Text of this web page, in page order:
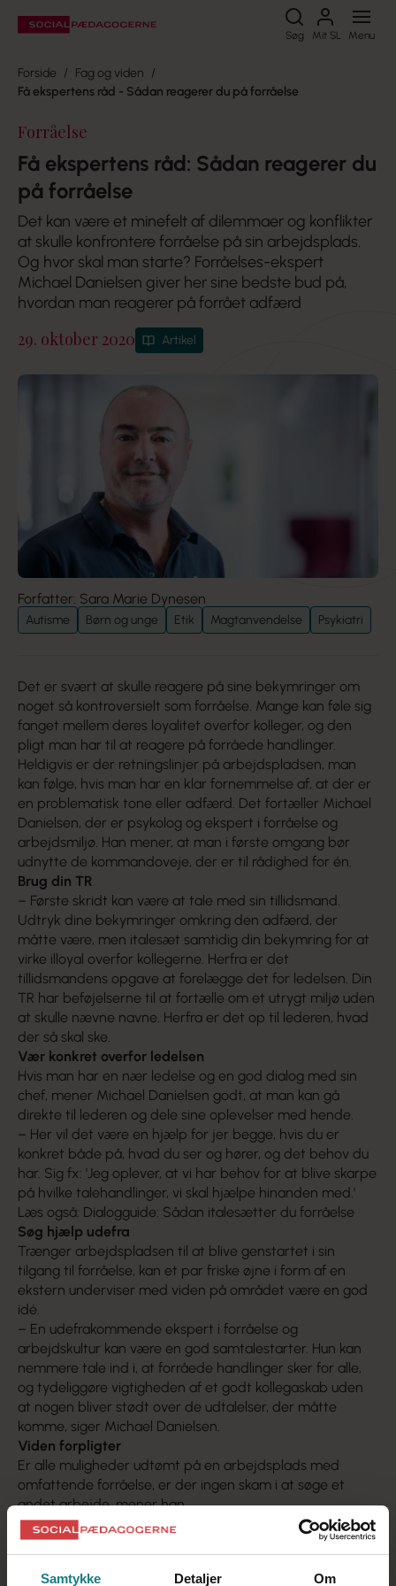
Samtykke Detaljer Om
Søg Mit SL Menu
Søg
Forside
Fag og viden
Få ekspertens råd - Sådan reagerer du på forråelse
Forråelse
Få ekspertens råd: Sådan reagerer du
på forråelse
Det kan være et minefelt af dilemmaer og konflikter
at skulle konfrontere forråelse på sin arbejdsplads.
Og hvor skal man starte? Forråelses-ekspert
Michael Danielsen giver her sine bedste bud på,
hvordan man reagerer på forrået adfærd
29. oktober 2020 Artikel
Forfatter: Sara Marie Dynesen
Autisme Børn og unge Etik Magtanvendelse Psykiatri
Det er svært at skulle reagere på sine bekymringer om
noget så kontroversielt som forråelse. Mange kan føle sig
fanget mellem deres loyalitet overfor kolleger, og den
pligt man har til at reagere på forråede handlinger.
Heldigvis er der retningslinjer på arbejdspladsen, man
kan følge, hvis man har en klar fornemmelse af, at der er
en problematisk tone eller adfærd. Det fortæller Michael
Danielsen, der er psykolog og ekspert i forråelse og
arbejdsmiljø. Han mener, at man i første omgang bør
udnytte de kommandoveje, der er til rådighed for én.
Brug din TR
– Første skridt kan være at tale med sin tillidsmand.
Udtryk dine bekymringer omkring den adfærd, der
måtte være, men italesæt samtidig din bekymring for at
virke illoyal overfor kollegerne. Herfra er det
tillidsmandens opgave at forelægge det for ledelsen. Din
TR har beføjelserne til at fortælle om et utrygt miljø uden
at skulle nævne navne. Herfra er det op til lederen, hvad
der så skal ske.
Vær konkret overfor ledelsen
Hvis man har en nær ledelse og en god dialog med sin
chef, mener Michael Danielsen godt, at man kan gå
direkte til lederen og dele sine oplevelser med hende.
– Her vil det være en hjælp for jer begge, hvis du er
konkret både på, hvad du ser og hører, og det behov du
har. Sig fx: 'Jeg oplever, at vi har behov for at blive skarpe
på hvilke talehandlinger, vi skal hjælpe hinanden med.'
Læs også: Dialogguide: Sådan italesætter du forråelse
Søg hjælp udefra
Trænger arbejdspladsen til at blive genstartet i sin
tilgang til forråelse, kan et par friske øjne i form af en
ekstern underviser med viden på området være en god
idé.
– En udefrakommende ekspert i forråelse og
arbejdskultur kan være en god samtalestarter. Hun kan
nemmere tale ind i, at forråede handlinger sker for alle,
og tydeliggøre vigtigheden af et godt kollegaskab uden
at nogen bliver stødt over de udtalelser, der måtte
komme, siger Michael Danielsen.
Viden forpligter
Er alle muligheder udtømt på en arbejdsplads med
omfattende forråelse, er der ingen skam i at søge et
andet arbejde, mener han.
– Men som fagperson er man forpligtet til at kontakte
Arbejdstilsynet og opfordre dem til at besøge stedet og
Michael Danielsen ved godt, at virkeligheden ikke altid